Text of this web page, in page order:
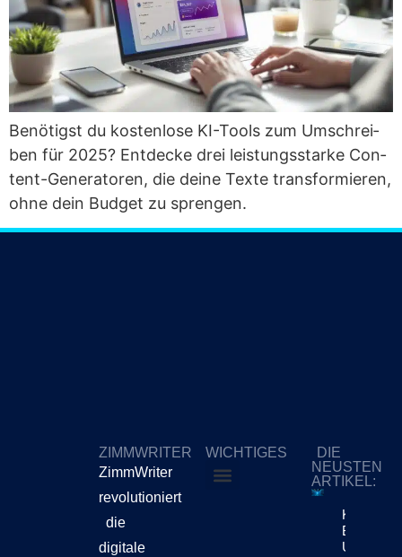
Benö­tigst du kos­ten­lo­se KI-Tools zum Umschrei­
ben für 2025? Ent­de­cke drei leis­tungs­star­ke Con­
tent-Gene­ra­to­ren, die dei­ne Tex­te trans­for­mie­ren,
ohne dein Bud­get zu sprengen.
ZIMMWRITER
ZimmWriter
revolutioniert
die
digitale
WICHTIGES
DIE
NEUSTEN
ARTIKEL:
KI-
Bewegt